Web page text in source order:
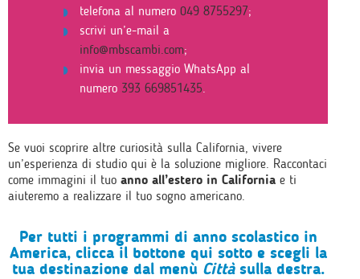
telefona al numero 049 8755297;
scrivi un’e-mail a
info@mbscambi.com;
invia un messaggio WhatsApp al
numero 393 669851435
Se vuoi scoprire altre curiosità sulla California, vivere
un’esperienza di studio qui è la soluzione migliore. Raccontaci
come immagini il tuo anno all’estero in California e ti
aiuteremo a realizzare il tuo sogno americano.
Per tutti i programmi di anno scolastico in
America, clicca il bottone qui sotto e scegli la
tua destinazione dal menù Cittàsulla destra.